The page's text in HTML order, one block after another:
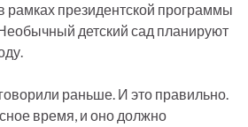
рамках президентской программы
детский сад планируют
раньше. И это правильно.
время, и оно должно